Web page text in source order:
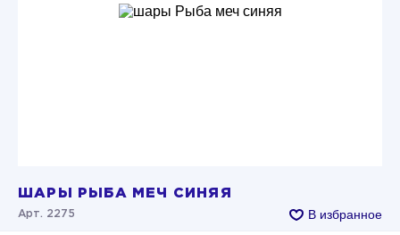
ШАРЫ РЫБА МЕЧ СИНЯЯ
Арт. 2275 В избранное